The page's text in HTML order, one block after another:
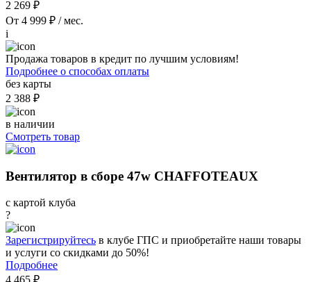
2 269 ₽
От 4 999 ₽ / мес.
i
Продажа товаров в кредит по лучшим условиям!
Подробнее о способах оплаты
без карты
2 388 ₽
в наличии
Смотреть товар
Вентилятор в сборе 47w CHAFFOTEAUX
с картой клуба
?
Зарегистрируйтесь в клубе ГПС и приобретайте наши товары
и услуги со скидками до 50%!
Подробнее